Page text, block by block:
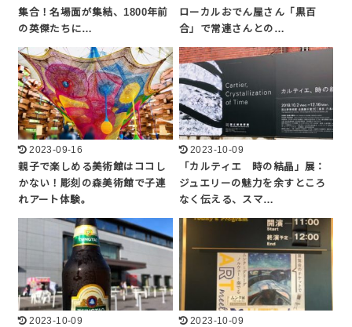
集合！名場面が集結、1800年前
の英傑たちに…
ローカルおでん屋さん「黒百
合」で常連さんとの…
2023-09-16
親子で楽しめる美術館はココし
かない！彫刻の森美術館で子連
れアート体験。
2023-10-09
「カルティエ 時の結晶」展：
ジュエリーの魅力を余すところ
なく伝える、スマ…
2023-10-09
2023-10-09